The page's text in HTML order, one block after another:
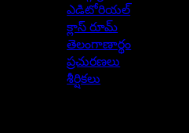
ఎడిటోరియల్
క్లాస్ రూమ్
తెలంగాణార్థం
ప్రచురణలు
శీర్షికలు